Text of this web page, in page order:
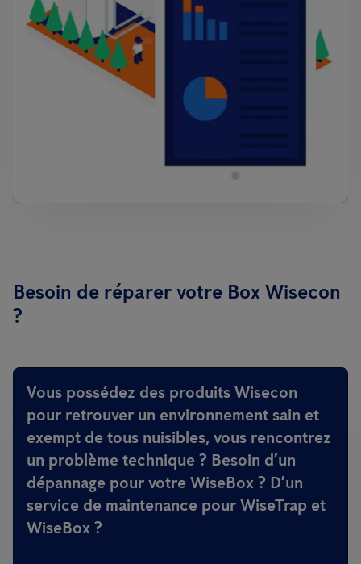
Besoin de réparer votre Box Wisecon
?
Vous possédez des produits Wisecon
pour retrouver un environnement sain et
exempt de tous nuisibles, vous rencontrez
un problème technique ? Besoin d’un
dépannage pour votre WiseBox ? D’un
service de maintenance pour WiseTrap et
WiseBox ?